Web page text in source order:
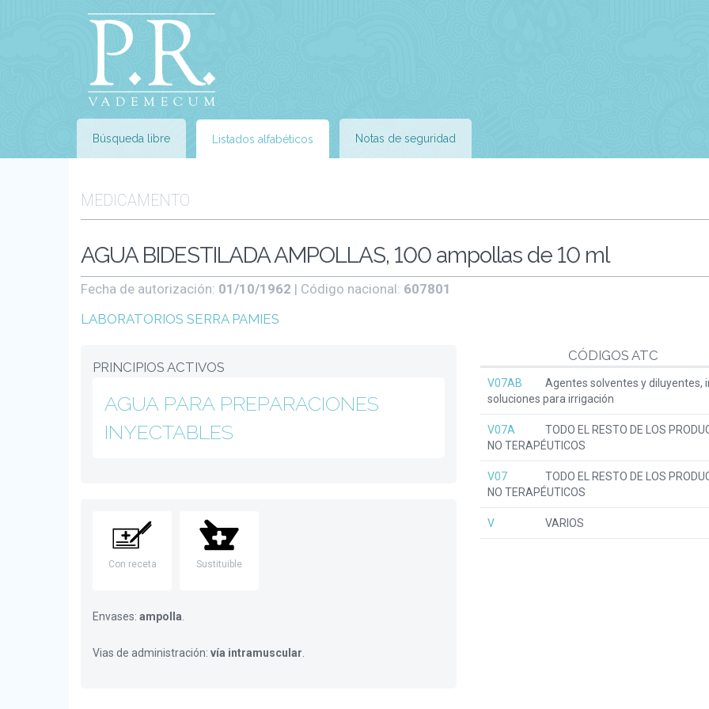
Búsqueda libre Listados alfabéticos Notas de seguridad
MEDICAMENTO
AGUA BIDESTILADA AMPOLLAS, 100 ampollas de 10 ml
Fecha de autorización: 01/10/1962 | Código nacional: 607801
LABORATORIOS SERRA PAMIES
CÓDIGOS ATC
V07AB
Agentes solventes y diluyentes,
soluciones para irrigación
V07A
TODO EL RESTO DE LOS
NO TERAPÉUTICOS
V07
TODO EL RESTO DE LOS
NO TERAPÉUTICOS
V VARIOS
PRINCIPIOS ACTIVOS
AGUA PARA PREPARACIONES
INYECTABLES
Con receta Sustituible
Envases: ampolla
Vias de administración: vía intramuscular